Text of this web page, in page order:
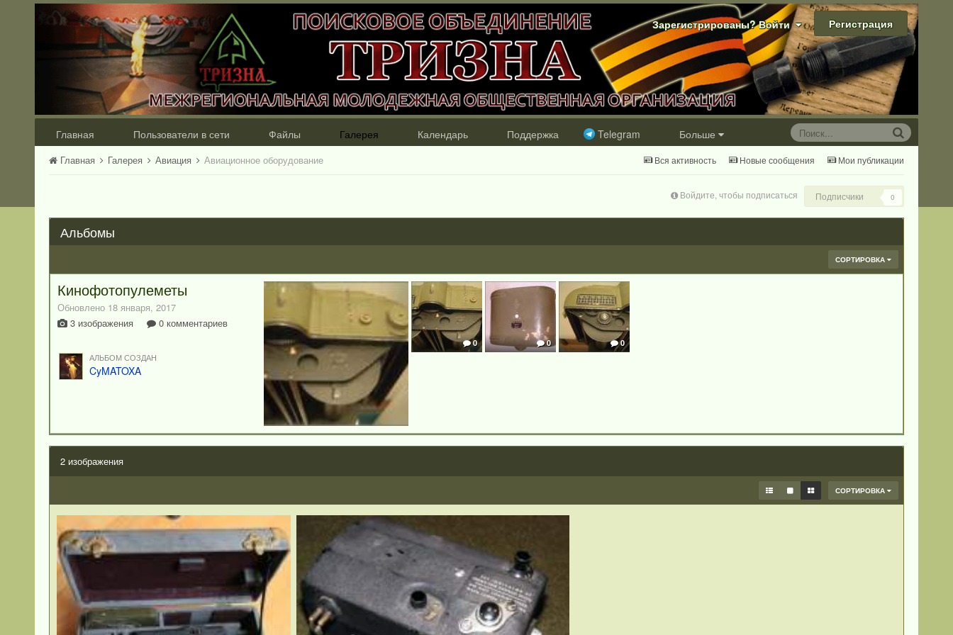
Зарегистрированы? Войти Регистрация
Главная Пользователи в сети Файлы Галерея Календарь Поддержка Telegram Больше
Вся активность Новые сообщения Мои публикации
Главная Галерея Авиация Авиационное оборудование
Войдите, чтобы подписаться Подписчики 0
Альбомы
СОРТИРОВКА
Кинофотопулеметы
Обновлено 18 января, 2017
3 изображения
0 комментариев
АЛЬБОМ СОЗДАН
CyMATOXA
0 0 0
2 изображения
СОРТИРОВКА